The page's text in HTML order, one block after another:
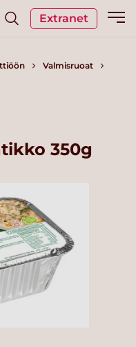
Extranet
Valmisruoat
350g